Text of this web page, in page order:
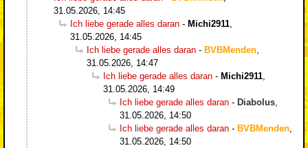
31.05.2026, 14:45
Ich liebe gerade alles daran - Michi2911
31.05.2026, 14:45
Ich liebe gerade alles daran - BVBMenden
31.05.2026, 14:47
Ich liebe gerade alles daran - Michi2911
31.05.2026, 14:49
Ich liebe gerade alles daran - Diabolus
31.05.2026, 14:50
Ich liebe gerade alles daran - BVBMenden
31.05.2026, 14:50